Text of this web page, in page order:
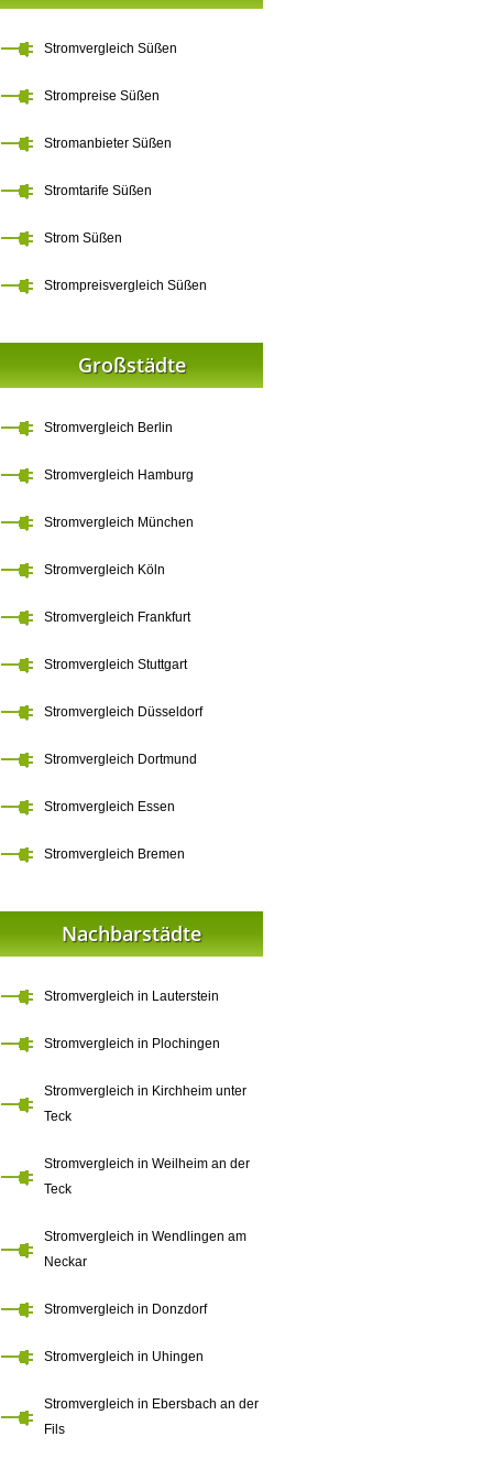
Stromvergleich Süßen
Strompreise Süßen
Stromanbieter Süßen
Stromtarife Süßen
Strom Süßen
Strompreisvergleich Süßen
Großstädte
Stromvergleich Berlin
Stromvergleich Hamburg
Stromvergleich München
Stromvergleich Köln
Stromvergleich Frankfurt
Stromvergleich Stuttgart
Stromvergleich Düsseldorf
Stromvergleich Dortmund
Stromvergleich Essen
Stromvergleich Bremen
Nachbarstädte
Stromvergleich in Lauterstein
Stromvergleich in Plochingen
Stromvergleich in Kirchheim unter
Teck
Stromvergleich in Weilheim an der
Teck
Stromvergleich in Wendlingen am
Neckar
Stromvergleich in Donzdorf
Stromvergleich in Uhingen
Stromvergleich in Ebersbach an der
Fils